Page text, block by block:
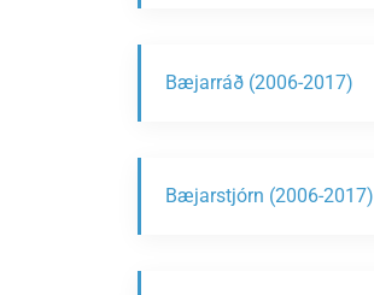
Bæjarráð (2006-2017)
Bæjarstjórn (2006-2017)